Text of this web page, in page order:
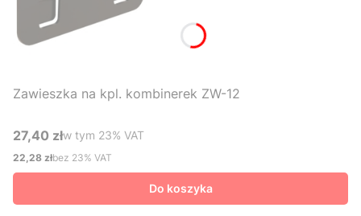
Zawieszka na kpl. kombinerek ZW-12
Cena brutto
27,40 złw tym %s VAT
w tym 23% VAT
Cena netto
22,28 złbez 23% VAT
Do koszyka